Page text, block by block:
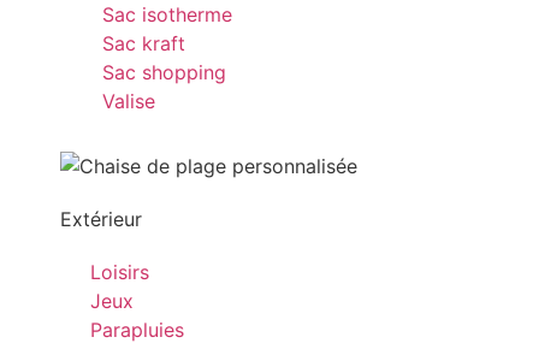
Sac isotherme
Sac kraft
Sac shopping
Valise
Extérieur
Loisirs
Jeux
Parapluies